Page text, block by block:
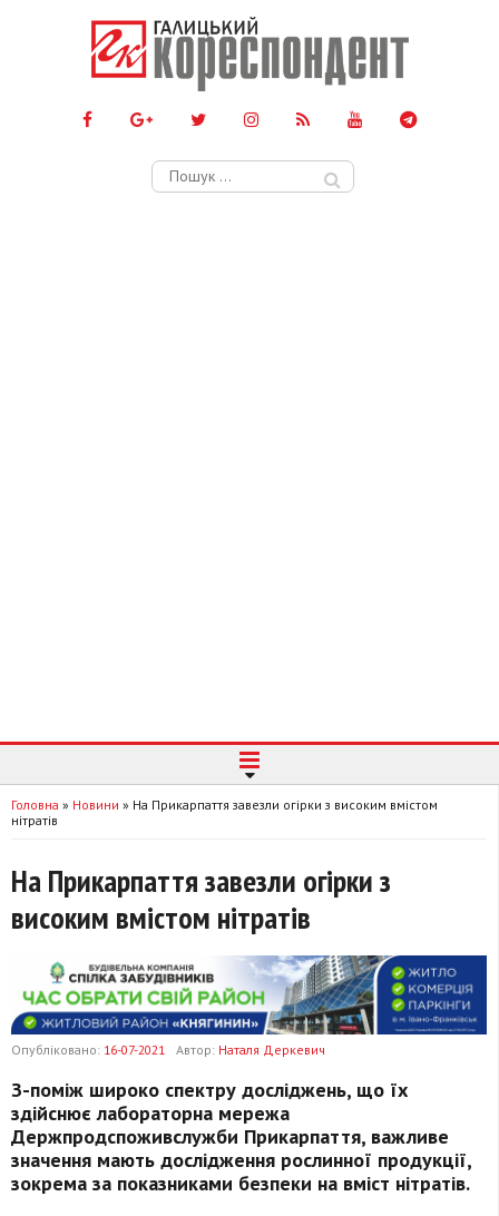
Пошук:
Головна » Новини » На Прикарпаття завезли огірки з високим вмістом
нітратів
На Прикарпаття завезли огірки з
високим вмістом нітратів
Опубліковано: 16-07-2021 Автор: Наталя Деркевич
З-поміж широко спектру досліджень, що їх
здійснює лабораторна мережа
Держпродспоживслужби Прикарпаття, важливе
значення мають дослідження рослинної продукції,
зокрема за показниками безпеки на вміст нітратів.